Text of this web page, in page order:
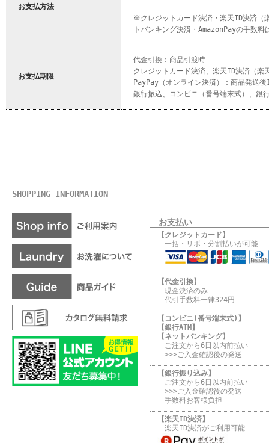
お支払方法
※クレジットカード決済・楽天ID決済（
トバンキング決済・AmazonPayの手数
お支払期限
代金引換：商品引渡時
クレジットカード決済、楽天ID決済（楽
PayPay（オンライン決済）：商品発送後
銀行振込、コンビニ（番号端末式）、銀
SHOPPING INFORMATION
お支払い
【クレジットカード】
一括・リボ・分割払いが可能
【代金引換】
現金決済のみ
代引手数料一律324円
【コンビニ(番号端末式)】
【銀行ATM】
【ネットバンキング】
ご注文から6日以内前払い
>>>ご入金確認後の発送
【銀行振り込み】
ご注文から6日以内前払い
>>>ご入金確認後の発送
手数料お客様負担
【楽天ID決済】
楽天ID決済がご利用可能